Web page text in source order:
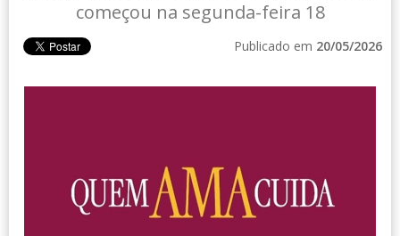
começou na segunda-feira 18
Publicado em 20/05/2026